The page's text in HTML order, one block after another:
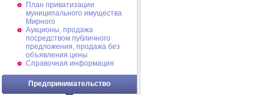
План приватизации
муниципального имущества
Мирного
Аукционы, продажа
посредством публичного
предложения, продажа без
объявления цены
Справочная информация
Предпринимательство